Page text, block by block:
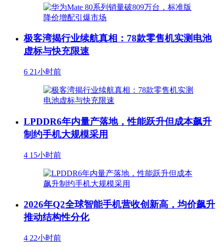
极客湾揭行业续航真相：78款零售机实测电池
虚标与快充限速
6 21小时前
LPDDR6年内量产落地，性能跃升但成本飙升
制约手机大规模采用
4 15小时前
2026年Q2全球智能手机营收创新高，均价飙升
推动结构性分化
4 22小时前